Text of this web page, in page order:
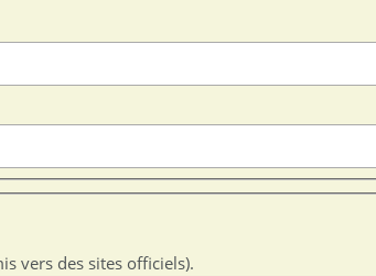
vers des sites officiels).